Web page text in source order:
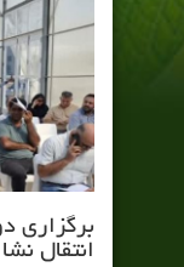
برگزاری
انتقال